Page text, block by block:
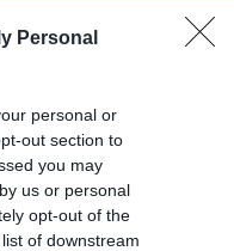
Personal
personal or
out section to
you may
us or personal
opt-out of the
of downstream